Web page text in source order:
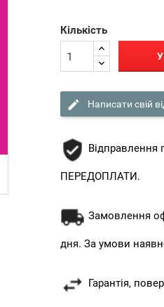
Кількість
Написати свій
Відправлення
ПЕРЕДОПЛАТИ.
Замовлення
дня. За умови
Гарантія,